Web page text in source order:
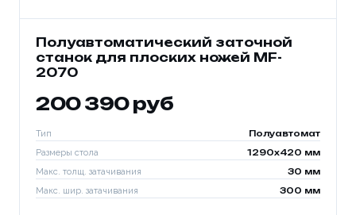
Полуавтоматический заточной
станок для плоских ножей MF-
2070
200 390 руб
Тип Полуавтомат
Размеры стола 1290x420 мм
Макс. толщ. затачивания 30 мм
Макс. шир. затачивания 300 мм